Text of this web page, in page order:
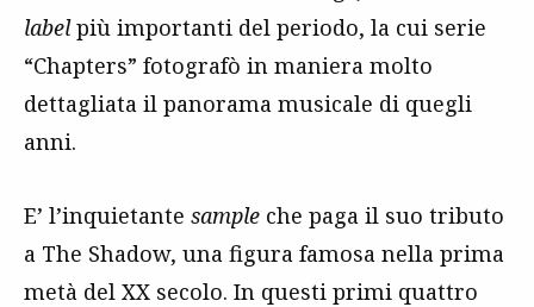
labelpiù importanti del periodo, la cui serie
“Chapters” fotografò in maniera molto
dettagliata il panorama musicale di quegli
anni.
E’ l’inquietante sample che paga il suo tributo
a The Shadow, una figura famosa nella prima
metà del XX secolo. In questi primi quattro